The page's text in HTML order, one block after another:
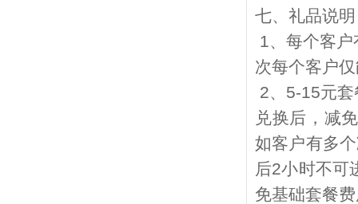
七、礼品说
1、每个客
次每个客户
2、 5-15元
兑换后，减
如客户有多
后2小时不可
免基础套餐